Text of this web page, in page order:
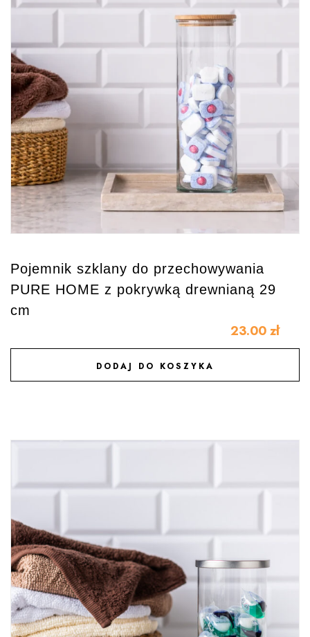
Pojemnik szklany do przechowywania
PURE HOME z pokrywką drewnianą 29
cm
23.00 zł
DODAJ DO KOSZYKA
DODAJ DO ULUBIONYCH